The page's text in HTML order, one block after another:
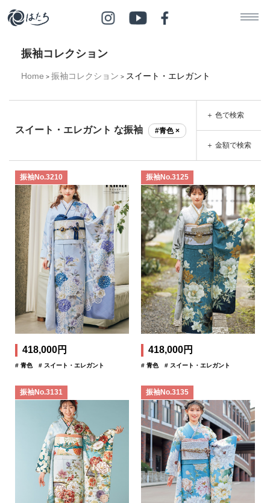
振袖コレクション
Home > 振袖コレクション > スイート・エレガント
スイート・エレガント な振袖 #青色 ×
＋ 色で検索
＋ 金額で検索
振袖No.3210
418,000円
# 青色 # スイート・エレガント
振袖No.3125
418,000円
# 青色 # スイート・エレガント
振袖No.3131 振袖No.3135